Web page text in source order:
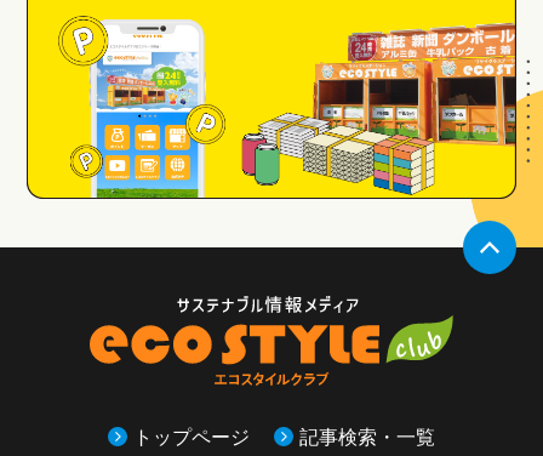
トップページ 記事検索・一覧